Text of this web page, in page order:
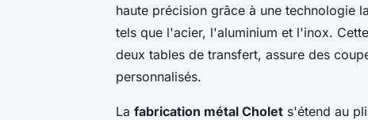
haute précision grâce à une technologie
tels que l'acier, l'aluminium et l'inox.
deux tables de transfert, assure des
personnalisés.
La fabrication métal Cholet s'étend au